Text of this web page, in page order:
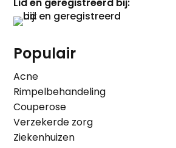
Populair
Acne
Rimpelbehandeling
Couperose
Verzekerde zorg
Ziekenhuizen